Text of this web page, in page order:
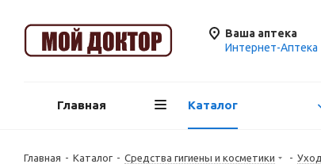
Ваша аптека
Интернет-Аптека
Главная Каталог
Главная - Каталог - Средства гигиены и косметики -